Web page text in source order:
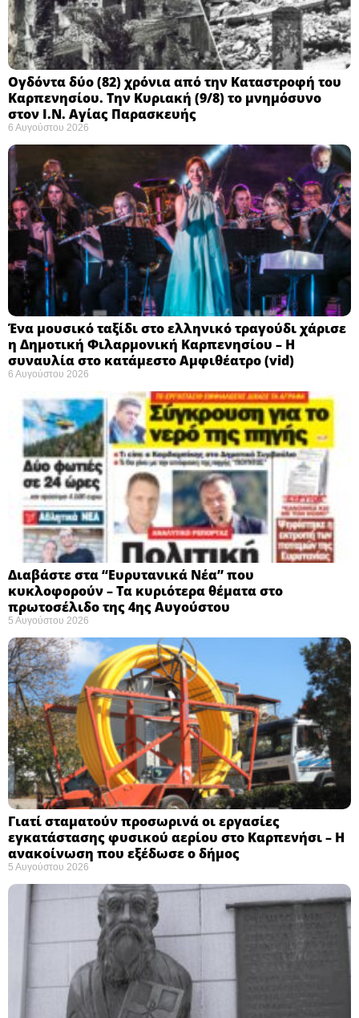
Ογδόντα δύο (82) χρόνια από την Καταστροφή του
Καρπενησίου. Την Κυριακή (9/8) το μνημόσυνο
στον Ι.Ν. Αγίας Παρασκευής
6 Αυγούστου 2026
Ένα μουσικό ταξίδι στο ελληνικό τραγούδι χάρισε
η Δημοτική Φιλαρμονική Καρπενησίου – Η
συναυλία στο κατάμεστο Αμφιθέατρο (vid)
6 Αυγούστου 2026
Διαβάστε στα “Ευρυτανικά Νέα” που
κυκλοφορούν – Τα κυριότερα θέματα στο
πρωτοσέλιδο της 4ης Αυγούστου
5 Αυγούστου 2026
Γιατί σταματούν προσωρινά οι εργασίες
εγκατάστασης φυσικού αερίου στο Καρπενήσι – Η
ανακοίνωση που εξέδωσε ο δήμος
5 Αυγούστου 2026